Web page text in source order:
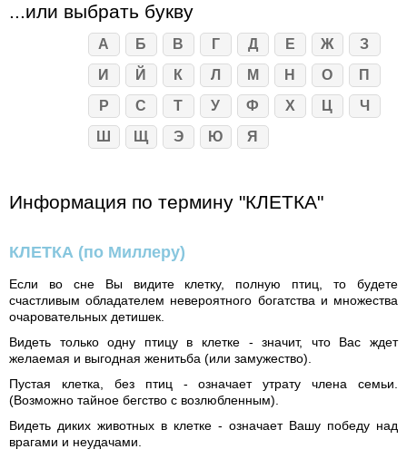
...или выбрать букву
А Б В Г Д Е Ж
З
И
Й К Л М Н О
П
Р
С Т У Ф Х Ц
Ч
Ш
Щ Э Ю Я
Информация по термину "КЛЕТКА"
КЛЕТКА (по Миллеру)
Если во сне Вы видите клетку, полную птиц, то будете
счастливым обладателем невероятного богатства и множества
очаровательных детишек.
Видеть только одну птицу в клетке - значит, что Вас ждет
желаемая и выгодная женитьба (или замужество).
Пустая клетка, без птиц - означает утрату члена семьи.
(Возможно тайное бегство с возлюбленным).
Видеть диких животных в клетке - означает Вашу победу над
врагами и неудачами.